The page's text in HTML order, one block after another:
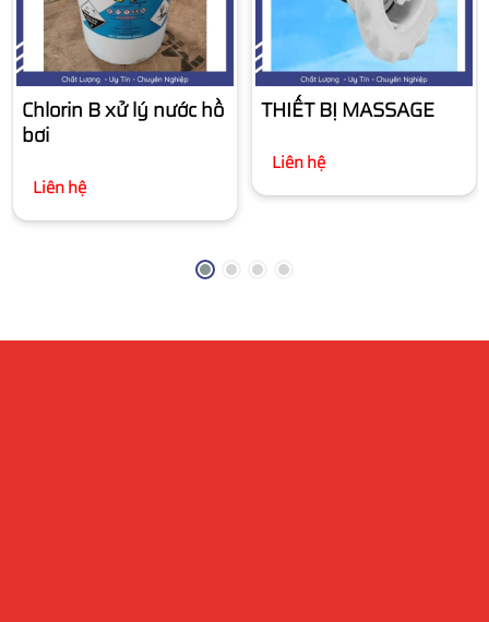
Chlorin B xử lý nước hồ
bơi
Liên hệ
THIẾT BỊ MASSAGE
Liên hệ